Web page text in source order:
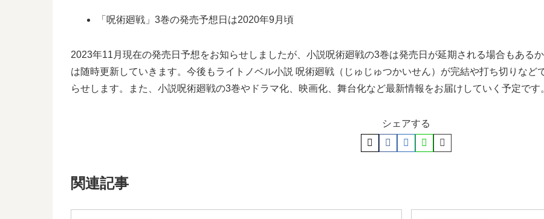
「呪術廻戦」3巻の発売予想日は2020年9月頃
2023年11月現在の発売日予想をお知らせしましたが、小説呪術廻戦の3巻は発売日が延期される場合もある
は随時更新していきます。今後もライトノベル小説 呪術廻戦（じゅじゅつかいせん）が完結や打ち切りなど
らせします。また、小説呪術廻戦の3巻やドラマ化、映画化、舞台化など最新情報をお届けしていく予定です
シェアする
関連記事